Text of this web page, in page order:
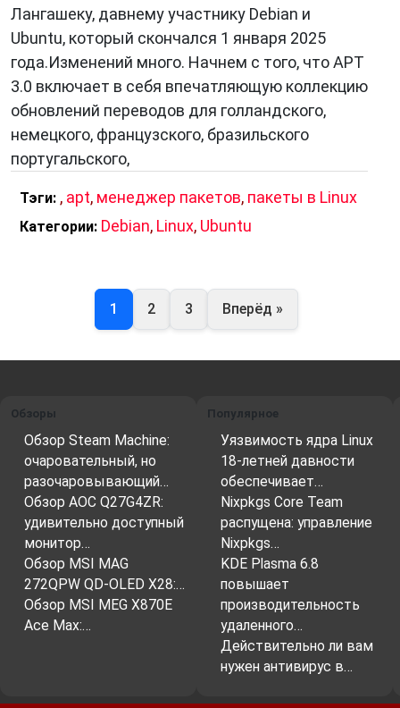
Лангашеку, давнему участнику Debian и
Ubuntu, который скончался 1 января 2025
года.Изменений много. Начнем с того, что APT
3.0 включает в себя впечатляющую коллекцию
обновлений переводов для голландского,
немецкого, французского, бразильского
португальского,
Тэги: , apt, менеджер пакетов, пакеты в Linux
Категории: Debian, Linux, Ubuntu
1 2 3 Вперёд »
Обзоры
Обзор Steam Machine:
очаровательный, но
разочаровывающий…
Обзор AOC Q27G4ZR:
удивительно доступный
монитор…
Обзор MSI MAG
272QPW QD-OLED X28:…
Обзор MSI MEG X870E
Ace Max:…
Популярное
Уязвимость ядра Linux
18-летней давности
обеспечивает…
Nixpkgs Core Team
распущена: управление
Nixpkgs…
KDE Plasma 6.8
повышает
производительность
удаленного…
Действительно ли вам
нужен антивирус в…